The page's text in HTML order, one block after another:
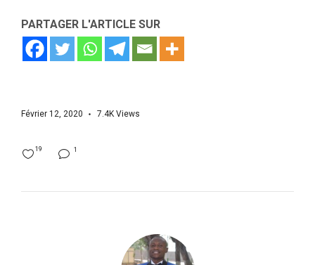
PARTAGER L'ARTICLE SUR
Février 12, 2020 7.4K Views
1
19